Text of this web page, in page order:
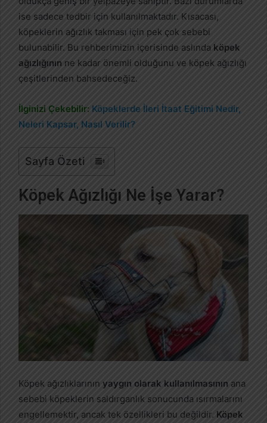
ö
n
d
e
r
m
ise sadece tedbir için kullanılmaktadır. Kısacası,
köpeklerin ağızlık takması için pek çok sebebi
bulunabilir. Bu rehberimizin içerisinde aslında köpek
ağızlığının ne kadar önemli olduğunu ve köpek ağızlığı
çeşitlerinden bahsedeceğiz.
İlginizi Çekebilir: Köpeklerde İleri İtaat Eğitimi Nedir,
Neleri Kapsar, Nasıl Verilir?
Sayfa Özeti
Köpek Ağızlığı Ne İşe Yarar?
Köpek ağızlıklarının yaygın olarak kullanılmasının ana
sebebi köpeklerin saldırganlık sonucunda ısırmalarını
engellemektir, ancak tek özellikleri bu değildir. Köpek